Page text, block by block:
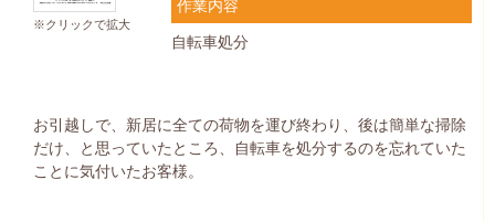
※クリックで拡大
作業内容
自転車処分
お引越しで、新居に全ての荷物を運び終わり、後は簡単な掃除
だけ、と思っていたところ、自転車を処分するのを忘れていた
ことに気付いたお客様。